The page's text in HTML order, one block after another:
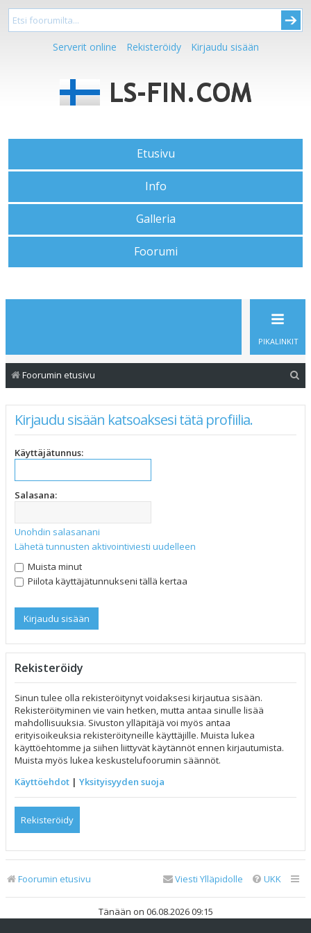
Serverit online Rekisteröidy Kirjaudu sisään
Etusivu
Info
Galleria
Foorumi
PIKALINKIT
Foorumin etusivu
Kirjaudu sisään katsoaksesi tätä profiilia.
Käyttäjätunnus:
Salasana:
Unohdin salasanani
Lähetä tunnusten aktivointiviesti uudelleen
Muista minut
Piilota käyttäjätunnukseni tällä kertaa
Rekisteröidy
Sinun tulee olla rekisteröitynyt voidaksesi kirjautua sisään.
Rekisteröityminen vie vain hetken, mutta antaa sinulle lisää
mahdollisuuksia. Sivuston ylläpitäjä voi myös antaa
erityisoikeuksia rekisteröityneille käyttäjille. Muista lukea
käyttöehtomme ja siihen liittyvät käytännöt ennen kirjautumista.
Muista myös lukea keskustelufoorumin säännöt.
Käyttöehdot | Yksityisyyden suoja
Rekisteröidy
Foorumin etusivu UKK
Viesti Ylläpidolle
Tänään on 06.08.2026 09:15